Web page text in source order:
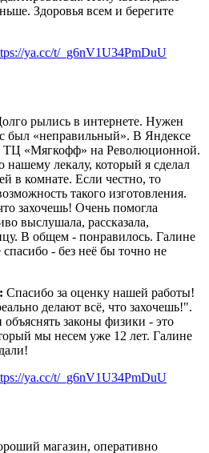
Здоровья всем и берегите
ya.cc/t/_g6nV1U34PmDuU
рылись в интернете. Нужен
был «неправильный». В Яндексе
ТЦ «Мягкофф» на Революционной.
лекалу, который я сделал
в комнате. Если честно, то
такого изготовления.
захочешь! Очень помогла
выслушала, рассказала,
В общем - понравилось. Галине
спасибо - без неё бы точно не
Спасибо за оценку нашей работы!
делают всё, что захочешь!".
законы физики - это
мы несем уже 12 лет. Галине
ya.cc/t/_g6nV1U34PmDuU
магазин, оперативно